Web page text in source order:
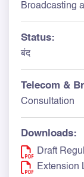
Broadcasting
Status:
बंद
Telecom &
Consultation
Downloads:
Draft
Extension